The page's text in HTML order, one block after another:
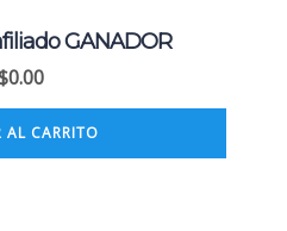
GANADOR
0.00
AL CARRITO